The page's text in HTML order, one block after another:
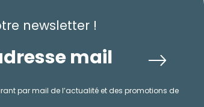
newsletter !
par mail de l’actualité et des promotions de